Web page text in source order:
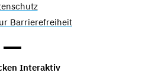
Barrierefreiheit
Interaktiv